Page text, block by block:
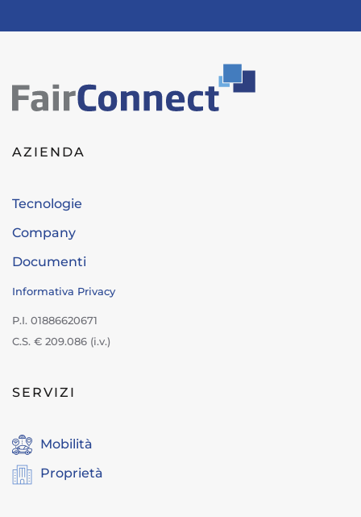
AZIENDA
Tecnologie
Company
Documenti
Informativa Privacy
P.I. 01886620671
C.S. € 209.086 (i.v.)
SERVIZI
Mobilità
Proprietà